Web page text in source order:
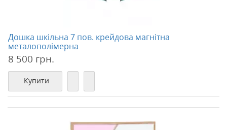
Дошка шкільна 7 пов. крейдова магнітна
металополімерна
8 500 грн.
Купити